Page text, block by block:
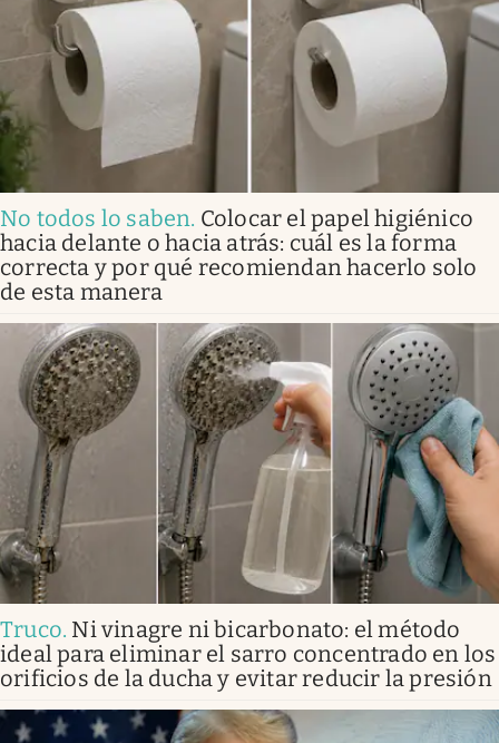
No todos lo saben. Colocar el papel higiénico
hacia delante o hacia atrás: cuál es la forma
correcta y por qué recomiendan hacerlo solo
de esta manera
Truco. Ni vinagre ni bicarbonato: el método
ideal para eliminar el sarro concentrado en los
orificios de la ducha y evitar reducir la presión